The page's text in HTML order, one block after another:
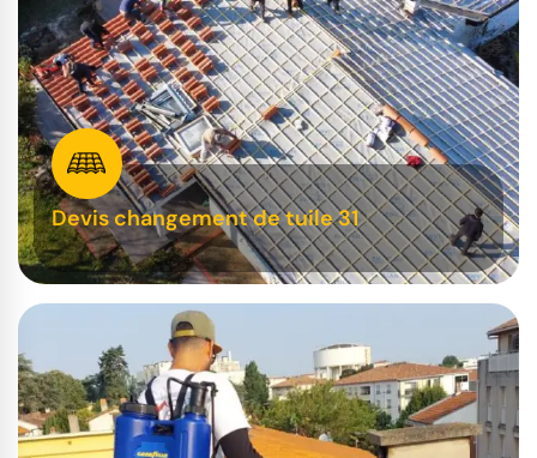
Devis changement de tuile 31